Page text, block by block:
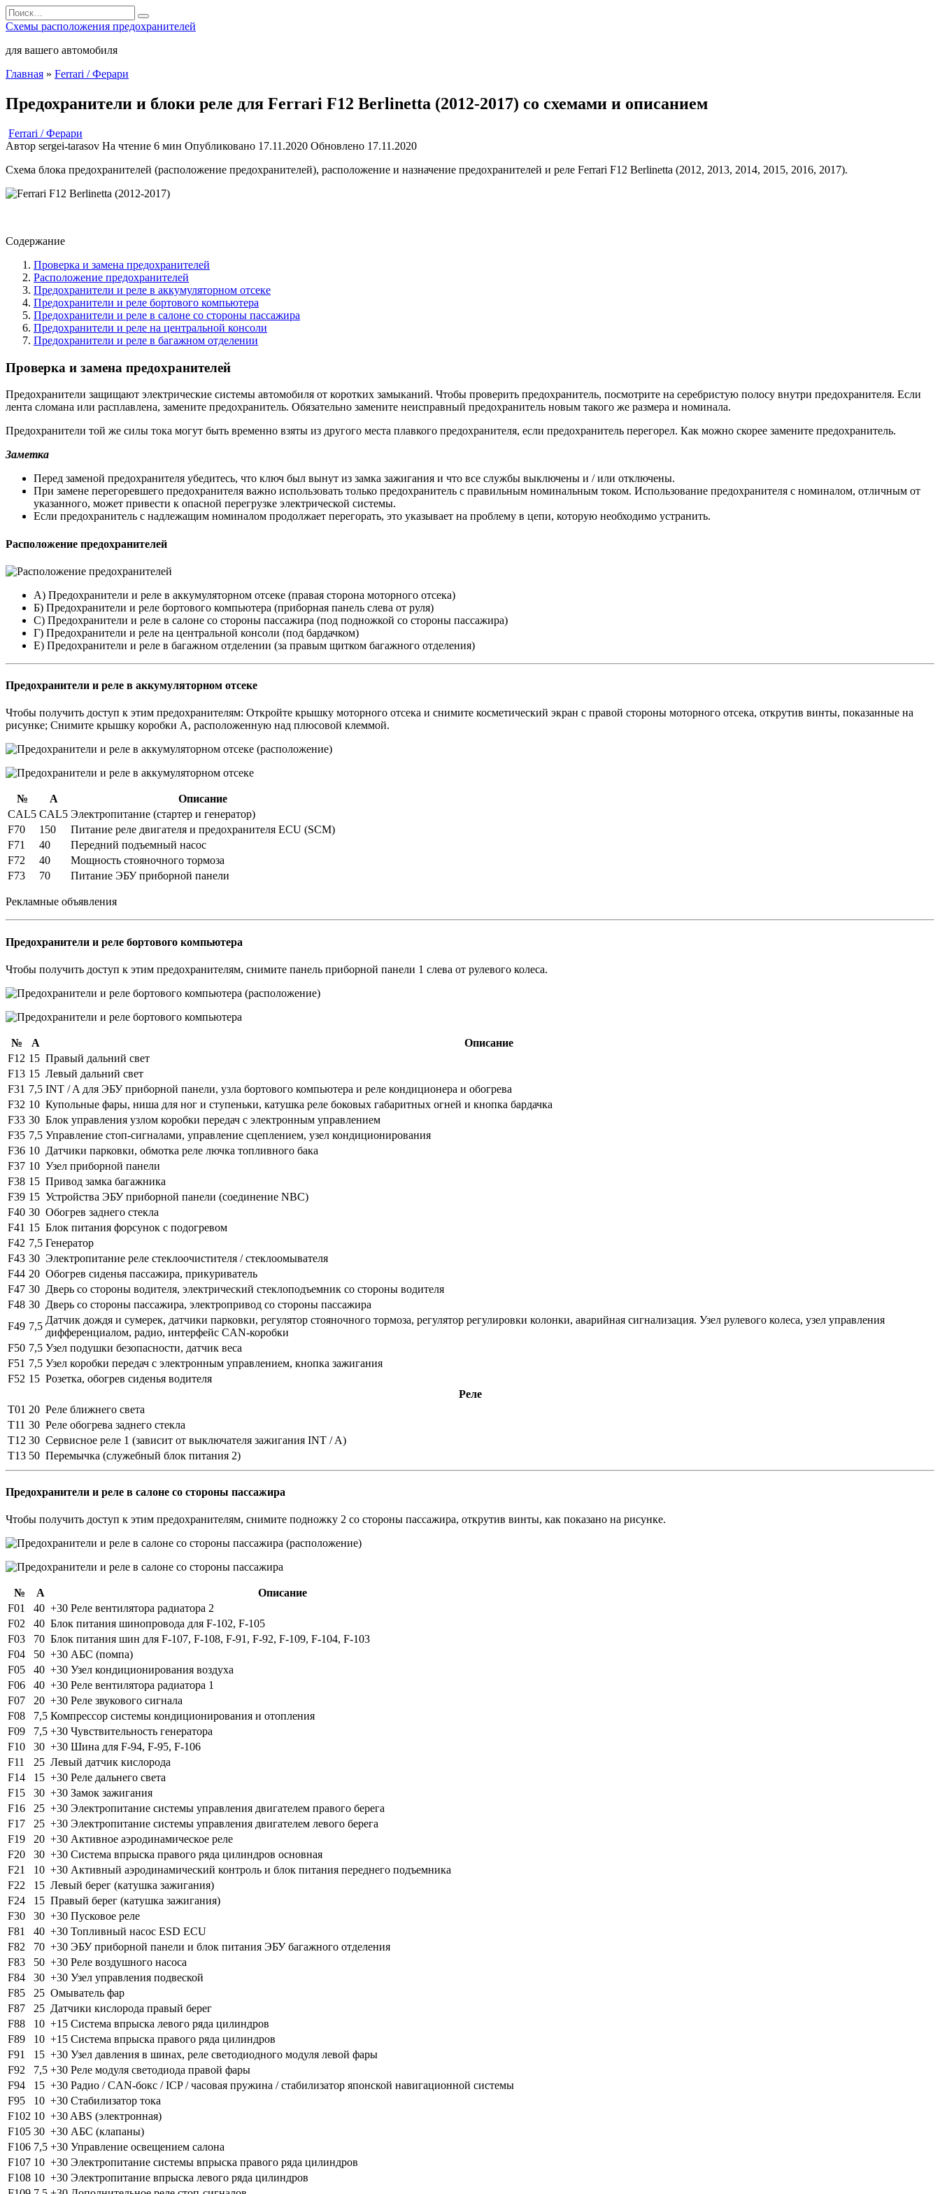
Перейти
к
содержанию
Search
for:
Схемы расположения предохранителей
для вашего автомобиля
Главная » Ferrari / Ферари
Предохранители и блоки реле для Ferrari F12 Berlinetta (2012-2017) со схемами и описанием
Ferrari / Ферари
Автор sergei-tarasov На чтение 6 мин Опубликовано 17.11.2020 Обновлено 17.11.2020
Схема блока предохранителей (расположение предохранителей), расположение и назначение предохранителей и реле Ferrari F12 Berlinetta (2012, 2013, 2014, 2015, 2016, 2017).
Содержание
Проверка и замена предохранителей
Расположение предохранителей
Предохранители и реле в аккумуляторном отсеке
Предохранители и реле бортового компьютера
Предохранители и реле в салоне со стороны пассажира
Предохранители и реле на центральной консоли
Предохранители и реле в багажном отделении
Проверка и замена предохранителей
Предохранители защищают электрические системы автомобиля от коротких замыканий. Чтобы проверить предохранитель, посмотрите на серебристую полосу внутри предохранителя. Если
лента сломана или расплавлена, замените предохранитель. Обязательно замените неисправный предохранитель новым такого же размера и номинала.
Предохранители той же силы тока могут быть временно взяты из другого места плавкого предохранителя, если предохранитель перегорел. Как можно скорее замените предохранитель.
Заметка
Перед заменой предохранителя убедитесь, что ключ был вынут из замка зажигания и что все службы выключены и / или отключены.
При замене перегоревшего предохранителя важно использовать только предохранитель с правильным номинальным током. Использование предохранителя с номиналом, отличным от
указанного, может привести к опасной перегрузке электрической системы.
Если предохранитель с надлежащим номиналом продолжает перегорать, это указывает на проблему в цепи, которую необходимо устранить.
Расположение предохранителей
A) Предохранители и реле в аккумуляторном отсеке (правая сторона моторного отсека)
Б) Предохранители и реле бортового компьютера (приборная панель слева от руля)
C) Предохранители и реле в салоне со стороны пассажира (под подножкой со стороны пассажира)
Г) Предохранители и реле на центральной консоли (под бардачком)
E) Предохранители и реле в багажном отделении (за правым щитком багажного отделения)
Предохранители и реле в аккумуляторном отсеке
Чтобы получить доступ к этим предохранителям: Откройте крышку моторного отсека и снимите косметический экран с правой стороны моторного отсека, открутив винты, показанные на
рисунке; Снимите крышку коробки A, расположенную над плюсовой клеммой.
№ А
Описание
CAL5 CAL5 Электропитание (стартер и генератор)
F70
150
Питание реле двигателя и предохранителя ECU (SCM)
F71
40
Передний подъемный насос
F72
40
Мощность стояночного тормоза
F73
70 Питание ЭБУ приборной панели
Рекламные объявления
Предохранители и реле бортового компьютера
Чтобы получить доступ к этим предохранителям, снимите панель приборной панели 1 слева от рулевого колеса.
№ А
Описание
F12 15 Правый дальний свет
F13 15 Левый дальний свет
F31 7,5 INT / A для ЭБУ приборной панели, узла бортового компьютера и реле кондиционера и обогрева
F32 10 Купольные фары, ниша для ног и ступеньки, катушка реле боковых габаритных огней и кнопка бардачка
F33 30 Блок управления узлом коробки передач с электронным управлением
F35 7,5 Управление стоп-сигналами, управление сцеплением, узел кондиционирования
F36 10 Датчики парковки, обмотка реле лючка топливного бака
F37 10 Узел приборной панели
F38 15 Привод замка багажника
F39 15 Устройства ЭБУ приборной панели (соединение NBC)
F40 30 Обогрев заднего стекла
F41 15 Блок питания форсунок с подогревом
F42 7,5 Генератор
F43 30 Электропитание реле стеклоочистителя / стеклоомывателя
F44 20 Обогрев сиденья пассажира, прикуриватель
F47 30 Дверь со стороны водителя, электрический стеклоподъемник со стороны водителя
F48 30 Дверь со стороны пассажира, электропривод со стороны пассажира
F49 7,5
Датчик дождя и сумерек, датчики парковки, регулятор стояночного тормоза, регулятор регулировки колонки, аварийная сигнализация. Узел рулевого колеса, узел управления
дифференциалом, радио, интерфейс CAN-коробки
F50 7,5 Узел подушки безопасности, датчик веса
F51 7,5 Узел коробки передач с электронным управлением, кнопка зажигания
F52 15 Розетка, обогрев сиденья водителя
Реле
T01 20 Реле ближнего света
T11 30 Реле обогрева заднего стекла
T12 30 Сервисное реле 1 (зависит от выключателя зажигания INT / A)
T13 50 Перемычка (служебный блок питания 2)
Предохранители и реле в салоне со стороны пассажира
Чтобы получить доступ к этим предохранителям, снимите подножку 2 со стороны пассажира, открутив винты, как показано на рисунке.
№ А
Описание
F01
40 +30 Реле вентилятора радиатора 2
F02
40 Блок питания шинопровода для F-102, F-105
F03
70 Блок питания шин для F-107, F-108, F-91, F-92, F-109, F-104, F-103
F04
50 +30 АБС (помпа)
F05
40 +30 Узел кондиционирования воздуха
F06
40 +30 Реле вентилятора радиатора 1
F07
20 +30 Реле звукового сигнала
F08
7,5 Компрессор системы кондиционирования и отопления
F09
7,5 +30 Чувствительность генератора
F10
30 +30 Шина для F-94, F-95, F-106
F11
25 Левый датчик кислорода
F14
15 +30 Реле дальнего света
F15
30 +30 Замок зажигания
F16
25 +30 Электропитание системы управления двигателем правого берега
F17
25 +30 Электропитание системы управления двигателем левого берега
F19
20 +30 Активное аэродинамическое реле
F20
30 +30 Система впрыска правого ряда цилиндров основная
F21
10 +30 Активный аэродинамический контроль и блок питания переднего подъемника
F22
15 Левый берег (катушка зажигания)
F24
15 Правый берег (катушка зажигания)
F30
30 +30 Пусковое реле
F81
40 +30 Топливный насос ESD ECU
F82
70 +30 ЭБУ приборной панели и блок питания ЭБУ багажного отделения
F83
50 +30 Реле воздушного насоса
F84
30 +30 Узел управления подвеской
F85
25 Омыватель фар
F87
25 Датчики кислорода правый берег
F88
10 +15 Система впрыска левого ряда цилиндров
F89
10 +15 Система впрыска правого ряда цилиндров
F91
15 +30 Узел давления в шинах, реле светодиодного модуля левой фары
F92
7,5 +30 Реле модуля светодиода правой фары
F94
15 +30 Радио / CAN-бокс / ICP / часовая пружина / стабилизатор японской навигационной системы
F95
10 +30 Стабилизатор тока
F102 10 +30 ABS (электронная)
F105 30 +30 АБС (клапаны)
F106 7,5 +30 Управление освещением салона
F107 10 +30 Электропитание системы впрыска правого ряда цилиндров
F108 10 +30 Электропитание впрыска левого ряда цилиндров